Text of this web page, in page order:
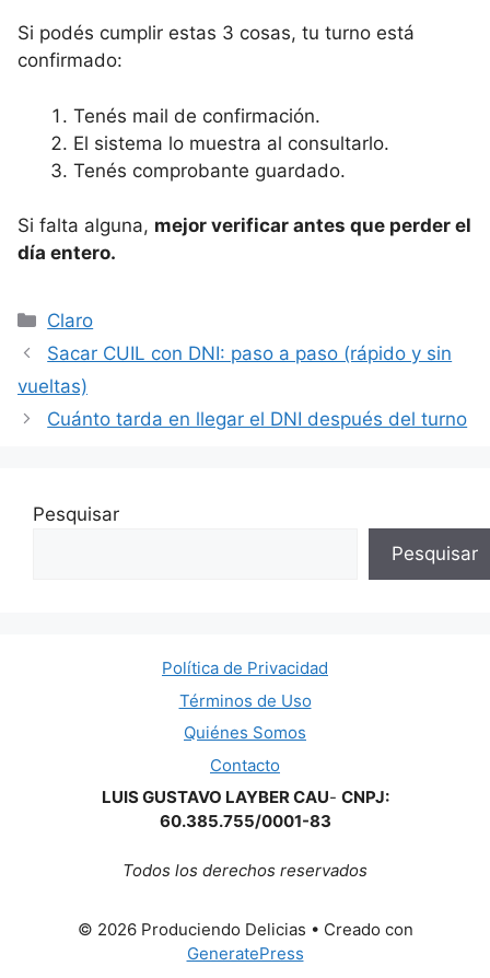
Si podés cumplir estas 3 cosas, tu turno está
confirmado:
Tenés mail de confirmación.
El sistema lo muestra al consultarlo.
Tenés comprobante guardado.
Si falta alguna, mejor verificar antes que perder el
día entero.
Categorías
Claro
Sacar CUIL con DNI: paso a paso (rápido y sin
vueltas)
Cuánto tarda en llegar el DNI después del turno
Pesquisar
Pesquisar
Política de Privacidad
Términos de Uso
Quiénes Somos
Contacto
LUIS GUSTAVO LAYBER CAU- CNPJ:
60.385.755/0001-83
Todos los derechos reservados
© 2026 Produciendo Delicias • Creado con
GeneratePress